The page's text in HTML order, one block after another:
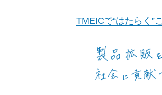
TMEICで“はたらく”